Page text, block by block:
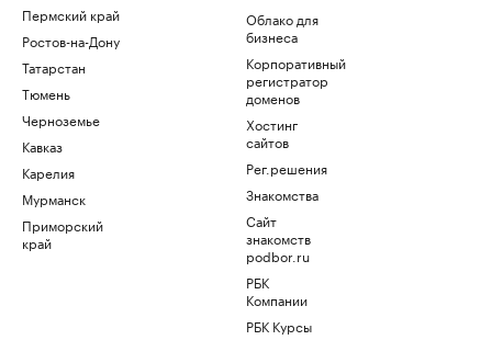
Пермский край
Ростов-на-Дону
Татарстан
Тюмень
Черноземье
Кавказ
Карелия
Мурманск
Приморский
край
Облако для
бизнеса
Корпоративный
регистратор
доменов
Хостинг
сайтов
Рег.решения
Знакомства
Сайт
знакомств
podbor.ru
РБК
Компании
РБК Курсы